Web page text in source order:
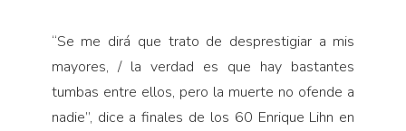
“Se me dirá que trato de desprestigiar a mis
mayores, / la verdad es que hay bastantes
tumbas entre ellos, pero la muerte no ofende a
nadie”, dice a finales de los 60 Enrique Lihn en